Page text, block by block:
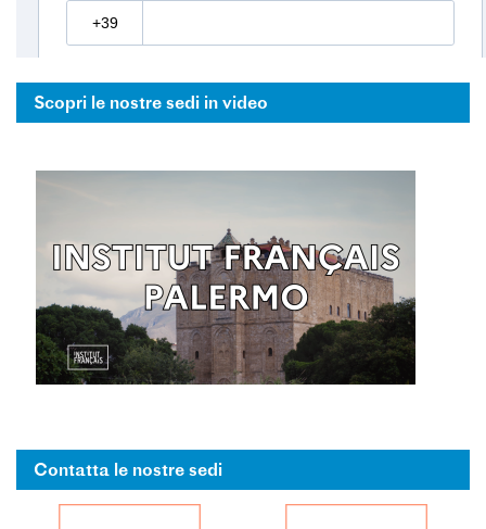
Scopri le nostre sedi in video
Contatta le nostre sedi